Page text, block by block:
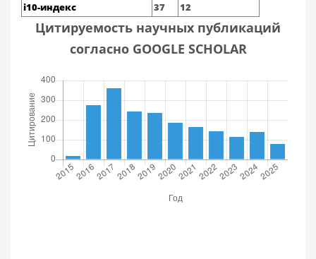
i10-индекс
37 12
Цитируемость научных публикаций
согласно GOOGLE SCHOLAR